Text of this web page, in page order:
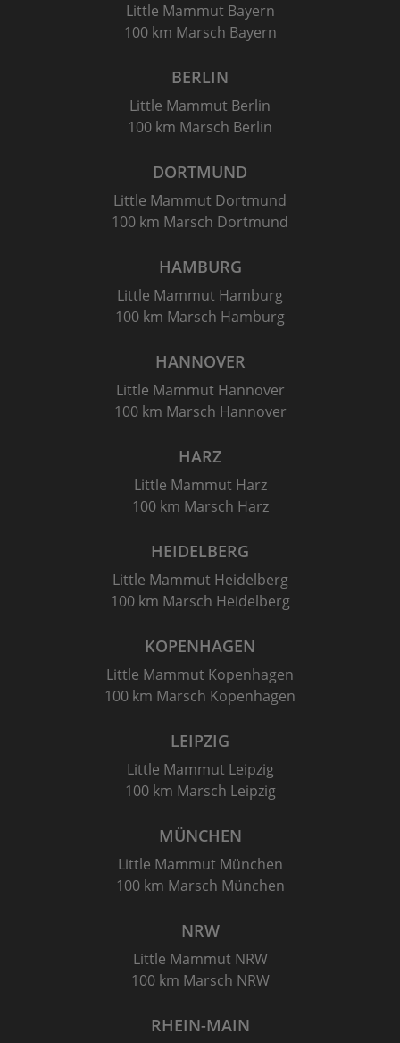
Little Mammut Bayern
100 km Marsch Bayern
BERLIN
Little Mammut Berlin
100 km Marsch Berlin
DORTMUND
Little Mammut Dortmund
100 km Marsch Dortmund
HAMBURG
Little Mammut Hamburg
100 km Marsch Hamburg
HANNOVER
Little Mammut Hannover
100 km Marsch Hannover
HARZ
Little Mammut Harz
100 km Marsch Harz
HEIDELBERG
Little Mammut Heidelberg
100 km Marsch Heidelberg
KOPENHAGEN
Little Mammut Kopenhagen
100 km Marsch Kopenhagen
LEIPZIG
Little Mammut Leipzig
100 km Marsch Leipzig
MÜNCHEN
Little Mammut München
100 km Marsch München
NRW
Little Mammut NRW
100 km Marsch NRW
RHEIN-MAIN